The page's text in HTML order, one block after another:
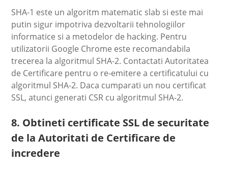
SHA-1 este un algoritm matematic slab si este mai
putin sigur impotriva dezvoltarii tehnologiilor
informatice si a metodelor de hacking. Pentru
utilizatorii Google Chrome este recomandabila
trecerea la algoritmul SHA-2. Contactati Autoritatea
de Certificare pentru o re-emitere a certificatului cu
algoritmul SHA-2. Daca cumparati un nou certificat
SSL, atunci generati CSR cu algoritmul SHA-2.
8. Obtineti certificate SSL de securitate
de la Autoritati de Certificare de
incredere